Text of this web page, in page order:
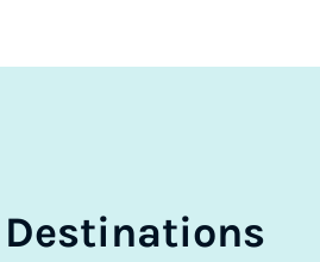
Destinations